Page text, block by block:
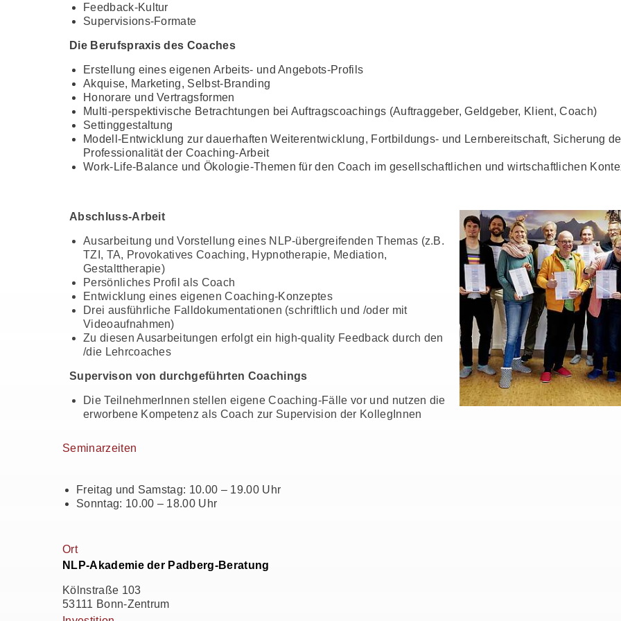
Feedback-Kultur
Supervisions-Formate
Die Berufspraxis des Coaches
Erstellung eines eigenen Arbeits- und Angebots-Profils
Akquise, Marketing, Selbst-Branding
Honorare und Vertragsformen
Multi-perspektivische Betrachtungen bei Auftragscoachings (Auftraggeber, Geldgeber, Klient, Coach)
Settinggestaltung
Modell-Entwicklung zur dauerhaften Weiterentwicklung, Fortbildungs- und Lernbereit­schaft, Sicherung
Professionalität der Coaching-Arbeit
Work-Life-Balance und Ökologie-Themen für den Coach im gesellschaftlichen und wirt­schaftlichen
Abschluss-Arbeit
Ausarbeitung und Vorstellung eines NLP-übergreifenden Themas (z.B.
TZI, TA, Provokatives Coaching, Hypnotherapie, Mediation,
Gestalttherapie)
Persönliches Profil als Coach
Entwicklung eines eigenen Coaching-Konzeptes
Drei ausführliche Falldokumen­tationen (schriftlich und /oder mit
Videoaufnahmen)
Zu diesen Ausarbeitungen erfolgt ein high-quality Feedback durch den
/die Lehrcoaches
Supervison von durchgeführten Coachings
Die TeilnehmerInnen stellen eigene Coaching-Fälle vor und nutzen die
erworbene Kompetenz als Coach zur Supervision der KollegInnen
Seminarzeiten
Freitag und Samstag: 10.00 – 19.00 Uhr
Sonntag: 10.00 – 18.00 Uhr
Ort
NLP-Akademie der Padberg-Beratung
Kölnstraße 103
53111 Bonn-Zentrum